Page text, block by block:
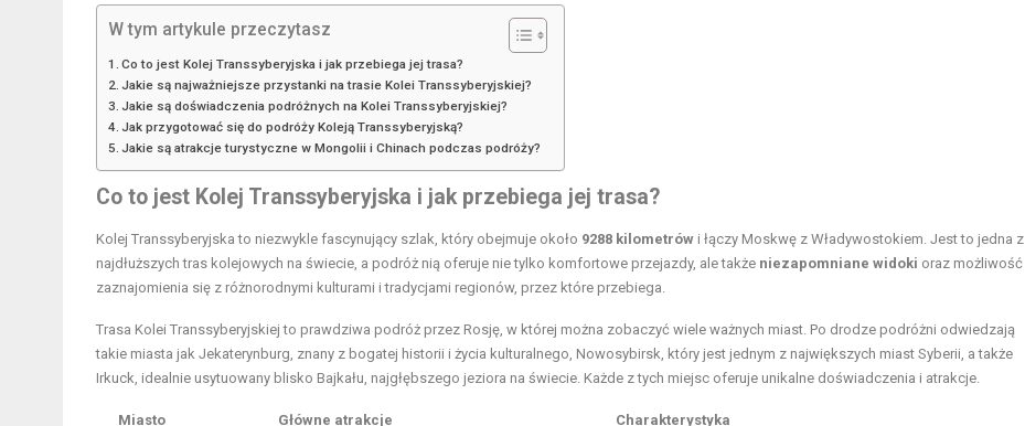
W tym artykule przeczytasz
Co to jest Kolej Transsyberyjska i jak przebiega jej trasa?
Jakie są najważniejsze przystanki na trasie Kolei Transsyberyjskiej?
Jakie są doświadczenia podróżnych na Kolei Transsyberyjskiej?
Jak przygotować się do podróży Koleją Transsyberyjską?
Jakie są atrakcje turystyczne w Mongolii i Chinach podczas podróży?
Co to jest Kolej Transsyberyjska i jak przebiega jej trasa?
Kolej Transsyberyjska to niezwykle fascynujący szlak, który obejmuje około 9288 kilometrów i łączy Moskwę z Władywostokiem. Jest to jedna z
najdłuższych tras kolejowych na świecie, a podróż nią oferuje nie tylko komfortowe przejazdy, ale także niezapomniane widoki oraz możliwość
zaznajomienia się z różnorodnymi kulturami i tradycjami regionów, przez które przebiega.
Trasa Kolei Transsyberyjskiej to prawdziwa podróż przez Rosję, w której można zobaczyć wiele ważnych miast. Po drodze podróżni odwiedzają
takie miasta jak Jekaterynburg, znany z bogatej historii i życia kulturalnego, Nowosybirsk, który jest jednym z największych miast Syberii, a także
Irkuck, idealnie usytuowany blisko Bajkału, najgłębszego jeziora na świecie. Każde z tych miejsc oferuje unikalne doświadczenia i atrakcje.
Miasto Główne atrakcje
Charakterystyka